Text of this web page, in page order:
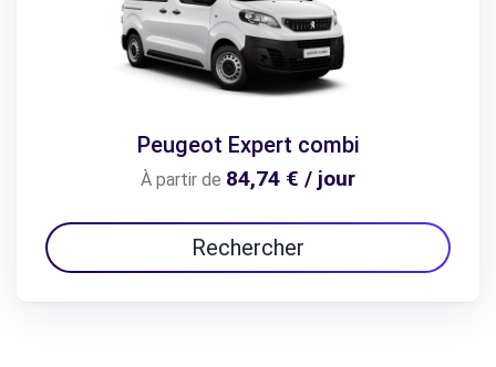
Peugeot Expert combi
À partir de 84,74 € / jour
Rechercher